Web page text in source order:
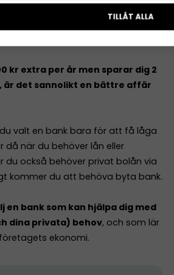
om ditt företag lyckas. Det
fungerar i vardagen, och hur
kr extra per år men sparar dig 2
är det sannolikt en bättre affär
valt en bank bara för att få låga
då när du behöver lån eller
du också behöver privat bolån via
kommer du att behöva byta bank.
en bank som kan hjälpa dig med
dina privata) behov, och som lär
ekonomi.
TILLÅT ALLA